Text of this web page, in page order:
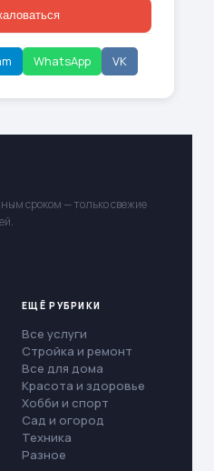
WhatsApp VK
сроком — только свежие
ЕЩЁ РУБРИКИ
Все услуги
Стройка и ремонт
Все для дома
Красота и здоровье
Хобби и спорт
Сад и огород
Техника
Разное